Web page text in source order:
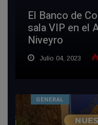
El Banco de
sala VIP en el
Niveyro
Julio 04, 2023
GENERAL